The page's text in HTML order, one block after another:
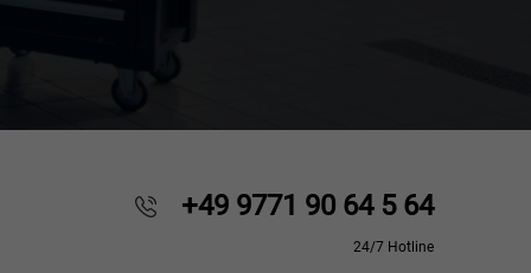
+49 9771 90 64 5 64
24/7 Hotline